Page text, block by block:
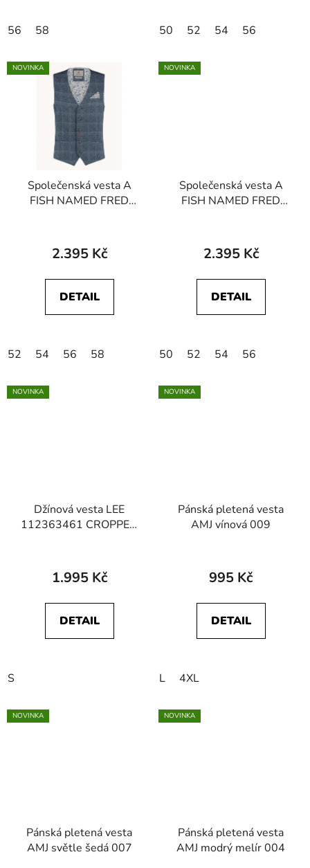
56 58 50 52 54 56
NOVINKA
Společenská vesta A
FISH NAMED FRED
2.395 Kč
DETAIL
52 54 56 58
NOVINKA
Společenská vesta A
FISH NAMED FRED
2.395 Kč
DETAIL
50 52 54 56
NOVINKA
Džínová vesta LEE
112363461 CROPPED
1.995 Kč
DETAIL
S
NOVINKA
Pánská pletená vesta
AMJ vínová 009
995 Kč
DETAIL
L 4XL
NOVINKA
Pánská pletená vesta
AMJ světle šedá 007
NOVINKA
Pánská pletená vesta
AMJ modrý melír 004